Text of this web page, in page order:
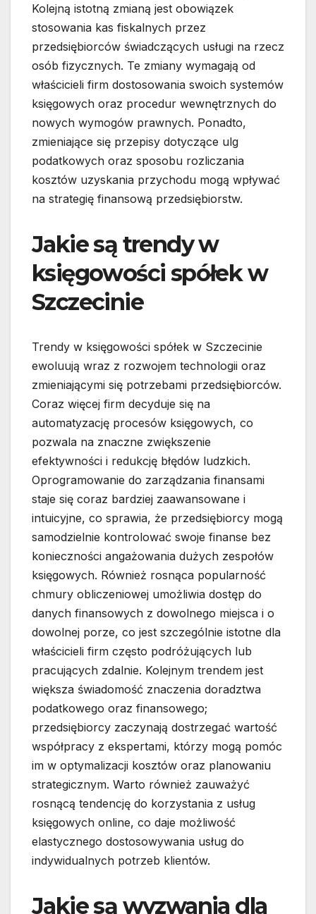
Kolejną istotną zmianą jest obowiązek
stosowania kas fiskalnych przez
przedsiębiorców świadczących usługi na rzecz
osób fizycznych. Te zmiany wymagają od
właścicieli firm dostosowania swoich systemów
księgowych oraz procedur wewnętrznych do
nowych wymogów prawnych. Ponadto,
zmieniające się przepisy dotyczące ulg
podatkowych oraz sposobu rozliczania
kosztów uzyskania przychodu mogą wpływać
na strategię finansową przedsiębiorstw.
Jakie są trendy w
księgowości spółek w
Szczecinie
Trendy w księgowości spółek w Szczecinie
ewoluują wraz z rozwojem technologii oraz
zmieniającymi się potrzebami przedsiębiorców.
Coraz więcej firm decyduje się na
automatyzację procesów księgowych, co
pozwala na znaczne zwiększenie
efektywności i redukcję błędów ludzkich.
Oprogramowanie do zarządzania finansami
staje się coraz bardziej zaawansowane i
intuicyjne, co sprawia, że przedsiębiorcy mogą
samodzielnie kontrolować swoje finanse bez
konieczności angażowania dużych zespołów
księgowych. Również rosnąca popularność
chmury obliczeniowej umożliwia dostęp do
danych finansowych z dowolnego miejsca i o
dowolnej porze, co jest szczególnie istotne dla
właścicieli firm często podróżujących lub
pracujących zdalnie. Kolejnym trendem jest
większa świadomość znaczenia doradztwa
podatkowego oraz finansowego;
przedsiębiorcy zaczynają dostrzegać wartość
współpracy z ekspertami, którzy mogą pomóc
im w optymalizacji kosztów oraz planowaniu
strategicznym. Warto również zauważyć
rosnącą tendencję do korzystania z usług
księgowych online, co daje możliwość
elastycznego dostosowywania usług do
indywidualnych potrzeb klientów.
Jakie są wyzwania dla